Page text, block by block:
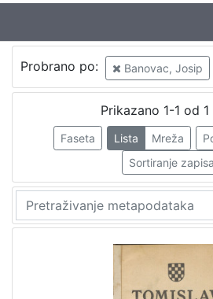
Probrano po: Banovac, Josip
Prikazano 1-1 od
Faseta Lista Mreža
Sortiranje zapisa